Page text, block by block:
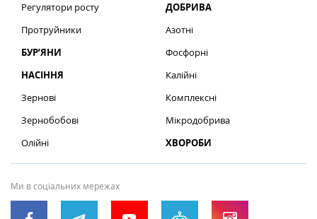
Регулятори росту
Протруйники
БУР’ЯНИ
НАСІННЯ
Зернові
Зернобобові
Олійні
ДОБРИВА
Азотні
Фосфорні
Калійні
Комплексні
Мікродобрива
ХВОРОБИ
Ми в соціальних мережах